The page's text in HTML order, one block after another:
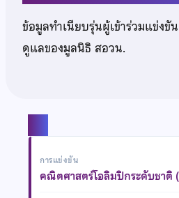
ข้อมูลทำเนียบรุ่นผู้เข้าร่วมแข่งขั
ดูแลของมูลนิธิ สอวน.
การแข่งขัน
คณิตศาสตร์โอลิมปิกระดับชาติ